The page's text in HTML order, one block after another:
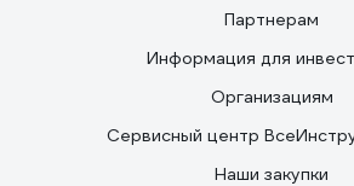
Партнерам
Информация для
Организациям
Сервисный центр
Наши закупки